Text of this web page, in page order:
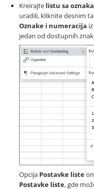
Kreirajte listu sa
uradili, kliknite desnim
Oznake i numeracija
jedan od dostupnih
Opcija Postavke liste
Postavke liste, gde